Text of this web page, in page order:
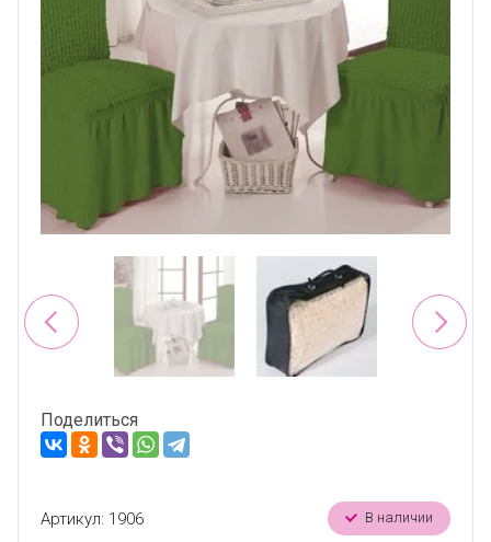
ВОПРОСЫ И ОТВЕТЫ
НАПИШИТЕ НАМ
Поделиться
Артикул: 1906 В наличии